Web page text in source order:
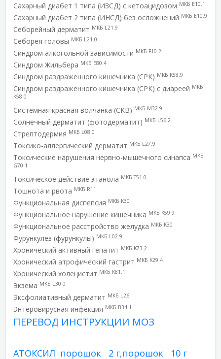
Сахарный диабет 1 типа (ИЗСД) с кетоацидозом МКБ E10.1
Сахарный диабет 2 типа (ИНСД) без осложнений МКБ E10.9
Себорейный дерматит МКБ L21.9
Себорея головы МКБ L21.0
Синдром алкогольной зависимости МКБ F10.2
Синдром Жильбера МКБ E80.4
Синдром раздраженного кишечника (СРК) МКБ K58.9
Синдром раздраженного кишечника (СРК) с диареей МКБ
K58.0
Системная красная волчанка (СКВ) МКБ M32.9
Солнечный дерматит (фотодерматит) МКБ L56.2
Стрептодермия МКБ L08.0
Токсико-аллергический дерматит МКБ L27.9
Токсические нарушения нервно-мышечного синапса МКБ
G70.1
Токсическое действие этанола МКБ T51.0
Тошнота и рвота МКБ R11
Функциональная диспепсия МКБ K30
Функциональное нарушение кишечника МКБ K59.9
Функциональное расстройство желудка МКБ K30
Фурункулез (фурункулы) МКБ L02.9
Хронический активный гепатит МКБ K73.2
Хронический атрофический гастрит МКБ K29.4
Хронический холецистит МКБ K81.1
Экзема МКБ L30.0
Эксфолиативный дерматит МКБ L26
Энтеровирусная инфекция МКБ B34.1
ПЕРЕВОД ИНСТРУКЦИИ МОЗ
АТОКСИЛ порошок 2 г,порошок 10 г